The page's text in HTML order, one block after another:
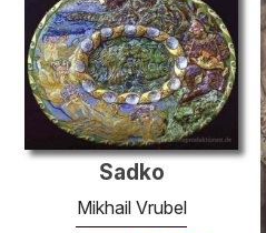
Sadko
Mikhail Vrubel